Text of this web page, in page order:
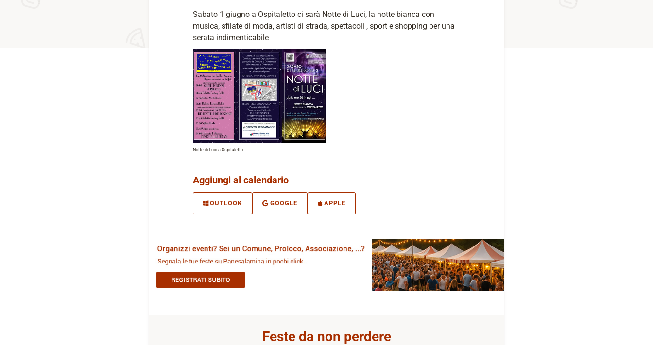
Sabato 1 giugno a Ospitaletto ci sarà Notte di Luci, la notte bianca con
musica, sfilate di moda, artisti di strada, spettacoli , sport e shopping per una
serata indimenticabile
Notte di Luci a Ospitaletto
Aggiungi al calendario
OUTLOOK GOOGLE APPLE
Feste da non perdere